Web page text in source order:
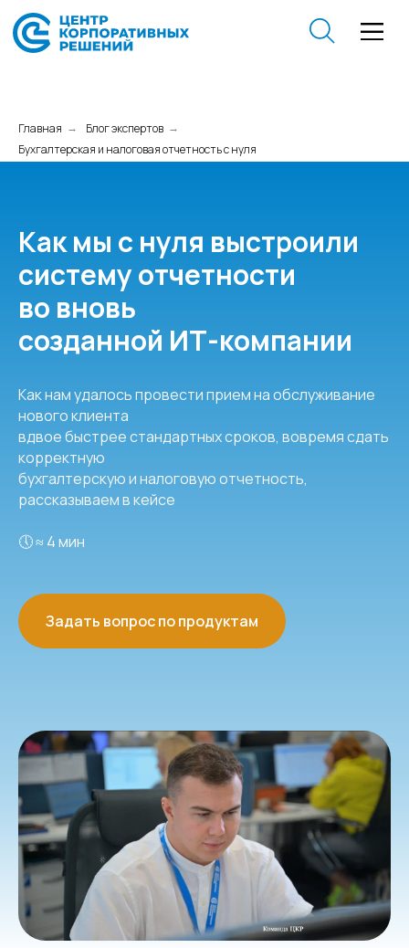
Главная → Блог экспертов →
Бухгалтерская и налоговая отчетность с нуля
Как мы с нуля выстроили
систему отчетности
во вновь
созданной ИТ-компании
Как нам удалось провести прием на обслуживание
нового клиента
вдвое быстрее стандартных сроков, вовремя сдать
корректную
бухгалтерскую и налоговую отчетность,
рассказываем в кейсе
🕔 ≈ 4 мин
Задать вопрос по продуктам